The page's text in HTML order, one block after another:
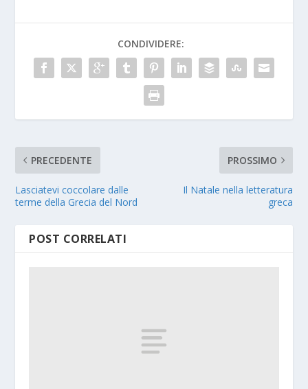
CONDIVIDERE:
PRECEDENTE
Lasciatevi coccolare dalle
terme della Grecia del Nord
PROSSIMO
Il Natale nella letteratura
greca
POST CORRELATI